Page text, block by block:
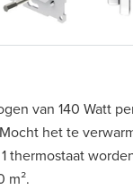
van 140 Watt
het te
thermostaat
m².